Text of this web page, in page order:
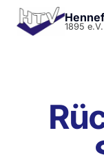
1895 e.V.